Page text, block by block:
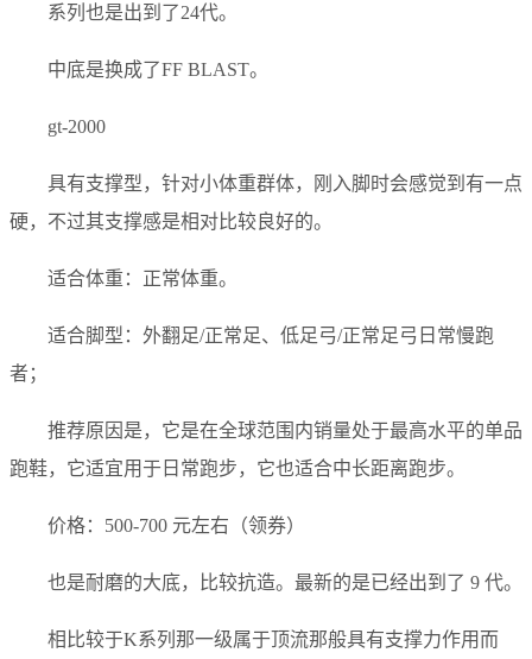
系列也是出到了24代。
中底是换成了FF BLAST。
gt-2000
具有支撑型，针对小体重群体，刚入脚时会感觉到有一点
硬，不过其支撑感是相对比较良好的。
适合体重：正常体重。
适合脚型：外翻足/正常足、低足弓/正常足弓日常慢跑
者；
推荐原因是，它是在全球范围内销量处于最高水平的单品
跑鞋，它适宜用于日常跑步，它也适合中长距离跑步。
价格：500-700 元左右（领券）
也是耐磨的大底，比较抗造。最新的是已经出到了 9 代。
相比较于K系列那一级属于顶流那般具有支撑力作用而